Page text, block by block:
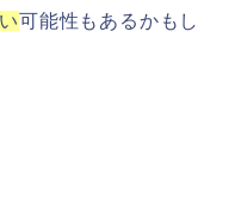
可能性もあるかもし